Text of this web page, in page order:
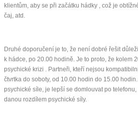
klientům, aby se při začátku hádky , což je
čaj, atd.
Druhé doporučení je to, že není dobré řešit
k hádce, po 20.00 hodině. Je to proto, že kolem
psychické krizi . Partneři, kteří nejsou
čtvrtka do soboty, od 10.00 hodin do 15.00
psychické síle, je lepší se domlouvat po
danou rozdílem psychické síly.